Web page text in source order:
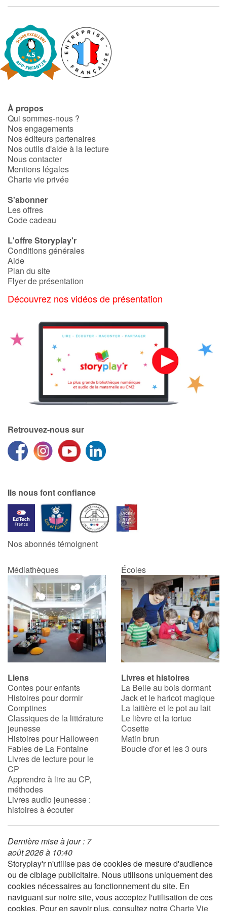
Fable, mythe, littérature et poésie
Princesses et princes, rois, reines et dragons
Ogres, monstres et sorcières
Héroïnes et héros
Écologie, nature, saisons
Les animaux
Voyage, épopée, enquête, aventure
Autour du monde
Apprentissage
Documentaires
En famille
Quotidien et loisirs
À l'école
Fêtes et évènements
Amour et amitié
Sujets de société
Émotions et sentiments
Formats et illustrations
Contraste +
Aide
Accueil
Famille
Écoles
Médiathèques
Vidéos & Tutoriaux
Blog
Actualités
Par thématique
Rencontres et témoignages
Contes d'ici et d'ailleurs
Autour de la lecture
Apprendre à lire
Livre audio
À propos
Qui sommes-nous ?
Nos engagements
Nos éditeurs partenaires
Nos outils d'aide à la lecture
Nous contacter
Mentions légales
Charte vie privée
S'abonner
Les offres
Code cadeau
L'offre Storyplay'r
Conditions générales
Aide
Plan du site
Flyer de présentation
Découvrez nos vidéos de présentation
Retrouvez-nous sur
Ils nous font confiance
Nos abonnés témoignent
Médiathèques Écoles
Liens
Contes pour enfants
Histoires pour dormir
Comptines
Classiques de la littérature
jeunesse
Histoires pour Halloween
Fables de La Fontaine
Livres de lecture pour le
CP
Apprendre à lire au CP,
méthodes
Livres audio jeunesse :
histoires à écouter
Livres et histoires
La Belle au bois dormant
Jack et le haricot magique
La laitière et le pot au lait
Le lièvre et la tortue
Cosette
Matin brun
Boucle d'or et les 3 ours
Dernière mise à jour : 7
août 2026 à 10:40
Storyplay'r n'utilise pas de cookies de mesure d'audience
ou de ciblage publicitaire. Nous utilisons uniquement des
cookies nécessaires au fonctionnement du site. En
naviguant sur notre site, vous acceptez l'utilisation de ces
cookies. Pour en savoir plus, consultez notreCharte Vie